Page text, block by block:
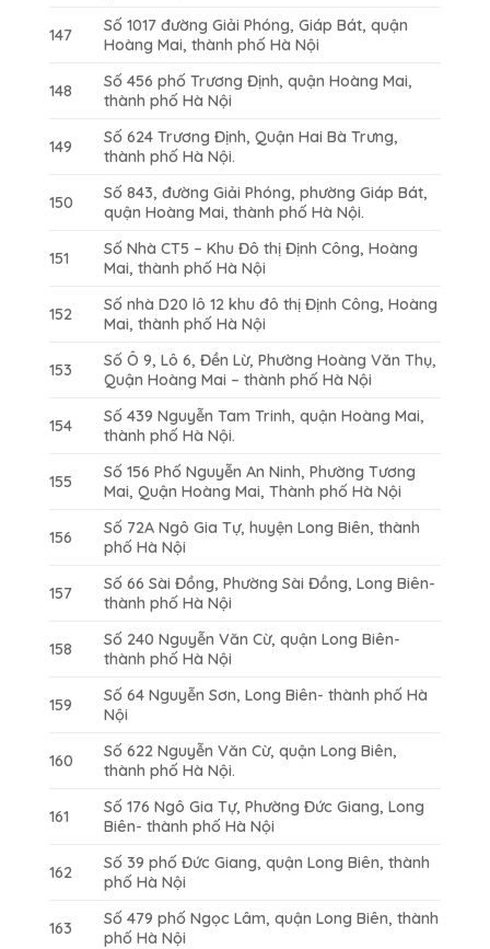
147
Số 1017 đường Giải Phóng, Giáp Bát, quận
Hoàng Mai, thành phố Hà Nội
148
Số 456 phố Trương Định, quận Hoàng Mai,
thành phố Hà Nội
149
Số 624 Trương Định, Quận Hai Bà Trưng,
thành phố Hà Nội.
150
Số 843, đường Giải Phóng, phường Giáp Bát,
quận Hoàng Mai, thành phố Hà Nội.
151
Số Nhà CT5 – Khu Đô thị Định Công, Hoàng
Mai, thành phố Hà Nội
152
Số nhà D20 lô 12 khu đô thị Định Công, Hoàng
Mai, thành phố Hà Nội
153
Số Ô 9, Lô 6, Đền Lừ, Phường Hoàng Văn Thụ,
Quận Hoàng Mai – thành phố Hà Nội
154
Số 439 Nguyễn Tam Trinh, quận Hoàng Mai,
thành phố Hà Nội.
155
Số 156 Phố Nguyễn An Ninh, Phường Tương
Mai, Quận Hoàng Mai, Thành phố Hà Nội
156
Số 72A Ngô Gia Tự, huyện Long Biên, thành
phố Hà Nội
157
Số 66 Sài Đồng, Phường Sài Đồng, Long Biên-
thành phố Hà Nội
158
Số 240 Nguyễn Văn Cừ, quận Long Biên-
thành phố Hà Nội
159
Số 64 Nguyễn Sơn, Long Biên- thành phố Hà
Nội
160
Số 622 Nguyễn Văn Cừ, quận Long Biên,
thành phố Hà Nội.
161
Số 176 Ngô Gia Tự, Phường Đức Giang, Long
Biên- thành phố Hà Nội
162
Số 39 phố Đức Giang, quận Long Biên, thành
phố Hà Nội
163
Số 479 phố Ngọc Lâm, quận Long Biên, thành
phố Hà Nội